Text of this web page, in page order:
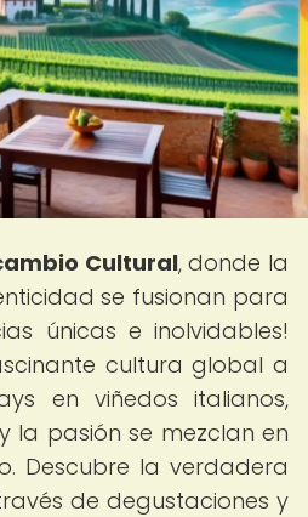
Cultural, donde la
se fusionan para
únicas e inolvidables!
cultura global a
en viñedos italianos,
la pasión se mezclan en
Descubre la verdadera
de degustaciones y